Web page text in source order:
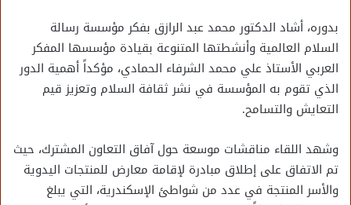
بدوره، أشاد الدكتور محمد عبد الرازق بفكر مؤسسة رسالة
السلام العالمية وأنشطتها المتنوعة بقيادة مؤسسها المفكر
العربي الأستاذ علي محمد الشرفاء الحمادي، مؤكداً أهمية الدور
الذي تقوم به المؤسسة في نشر ثقافة السلام وتعزيز قيم
التعايش والتسامح.
وشهد اللقاء مناقشات موسعة حول آفاق التعاون المشترك، حيث
تم الاتفاق على إطلاق مبادرة لإقامة معارض للمنتجات اليدوية
والأسر المنتجة في عدد من شواطئ الإسكندرية، التي يبلغ